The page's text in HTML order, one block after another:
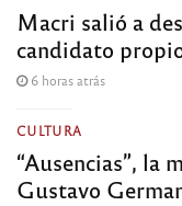
Macri salió a
candidato
6 horas atrás
CULTURA
“Ausencias”, la
Gustavo